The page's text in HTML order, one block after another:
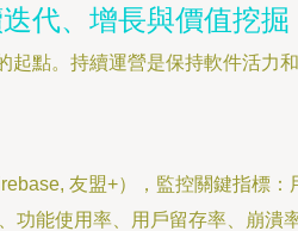
代、增長與價值挖掘
起點。持續運營是保持軟件活力和
友盟+），監控關鍵指標：
功能使用率、用戶留存率、崩潰